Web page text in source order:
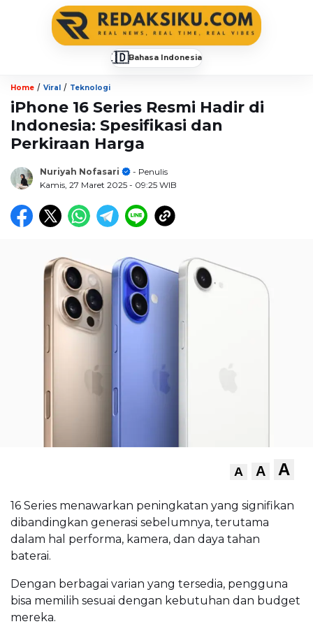
🇮🇩Bahasa Indonesia
Home / Viral / Teknologi
iPhone 16 Series Resmi Hadir di
Indonesia: Spesifikasi dan
Perkiraan Harga
Nuriyah Nofasari
- Penulis
Kamis, 27 Maret 2025 - 09:25 WIB
A A A
16 Series menawarkan peningkatan yang signifikan
dibandingkan generasi sebelumnya, terutama
dalam hal performa, kamera, dan daya tahan
baterai.
Dengan berbagai varian yang tersedia, pengguna
bisa memilih sesuai dengan kebutuhan dan budget
mereka.